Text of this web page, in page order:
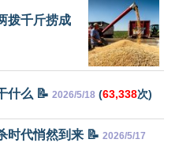
拨千斤捞成
什么 📝 2026/5/18 (63,338次)
时代悄然到来 📝 2026/5/17